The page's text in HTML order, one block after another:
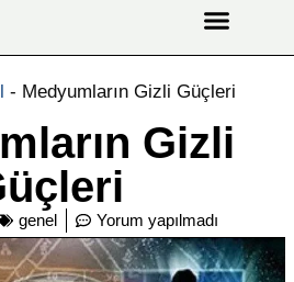
- Medyumların Gizli Güçleri
Gizli
genel Yorum yapılmadı